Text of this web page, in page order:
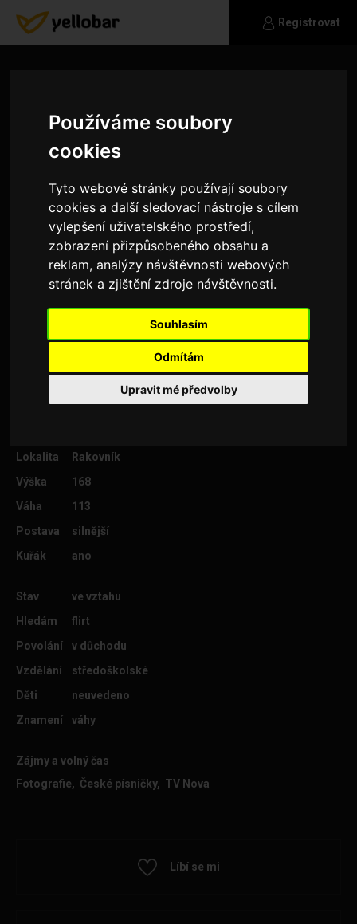
Používáme soubory
cookies
Tyto webové stránky používají soubory
cookies a další sledovací nástroje s cílem
vylepšení uživatelského prostředí,
zobrazení přizpůsobeného obsahu a
reklam, analýzy návštěvnosti webových
stránek a zjištění zdroje návštěvnosti.
Souhlasím
Odmítám
Upravit mé předvolby
Registrovat
2lilda
Hledam ženu, veselou milou. jsem dobrovolný
hasič, vedu mladé hasiče, jsem v důchodu.
Lokalita
Rakovník
Výška
168
Váha
113
Postava
silnější
Kuřák
ano
Stav
ve vztahu
Hledám
flirt
Povolání
v důchodu
Vzdělání
středoškolské
Děti
neuvedeno
Znamení
váhy
Zájmy a volný čas
Fotografie, České písničky, TV Nova
Líbí se mi